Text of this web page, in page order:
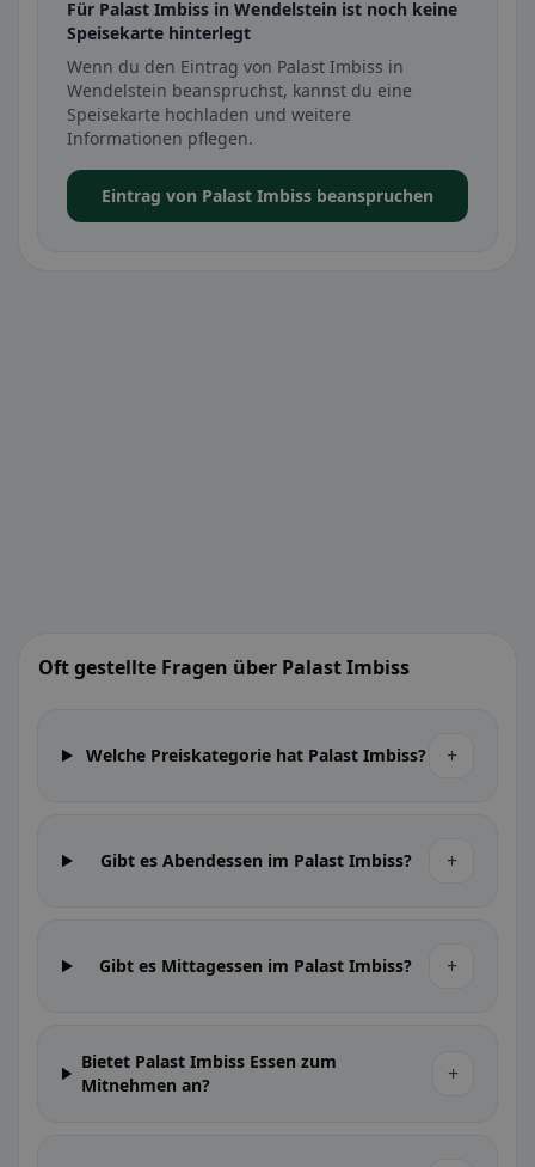
Für Palast Imbiss in Wendelstein ist noch keine
Speisekarte hinterlegt
Wenn du den Eintrag von Palast Imbiss in
Wendelstein beanspruchst, kannst du eine
Speisekarte hochladen und weitere
Informationen pflegen.
Eintrag von Palast Imbiss beanspruchen
Oft gestellte Fragen über Palast Imbiss
Welche Preiskategorie hat Palast Imbiss? +
Gibt es Abendessen im Palast Imbiss? +
Gibt es Mittagessen im Palast Imbiss? +
Bietet Palast Imbiss Essen zum
Mitnehmen an?
+